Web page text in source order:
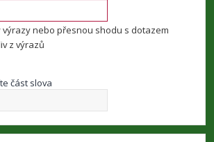
výrazy nebo přesnou shodu s dotazem
z výrazů
část slova